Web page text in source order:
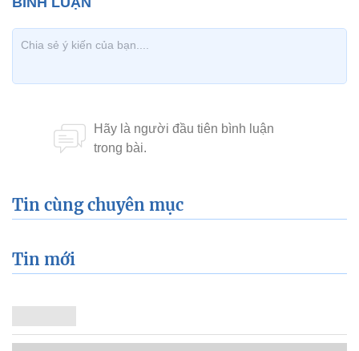
Tin cùng chuyên mục
Tin mới